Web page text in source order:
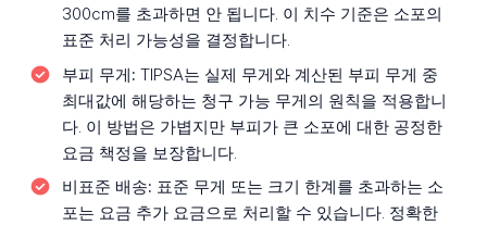
300cm를 초과하면 안 됩니다. 이 치수 기준은 소포의
표준 처리 가능성을 결정합니다.
부피 무게: TIPSA는 실제 무게와 계산된 부피 무게 중
최대값에 해당하는 청구 가능 무게의 원칙을 적용합니
다. 이 방법은 가볍지만 부피가 큰 소포에 대한 공정한
요금 책정을 보장합니다.
비표준 배송: 표준 무게 또는 크기 한계를 초과하는 소
포는 요금 추가 요금으로 처리할 수 있습니다. 정확한